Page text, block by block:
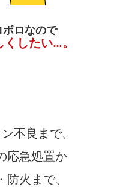
ボロなので
したい…。
不良まで、
応急処置か
火まで、